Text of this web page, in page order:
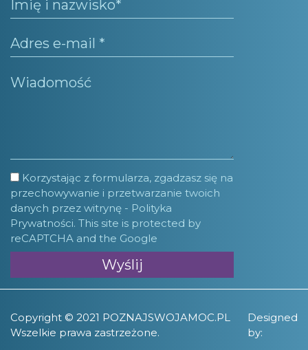
Korzystając z formularza, zgadzasz się na
przechowywanie i przetwarzanie twoich
danych przez witrynę - Polityka
Prywatności. This site is protected by
reCAPTCHA and the Google
Copyright © 2021 POZNAJSWOJAMOC.PL
Wszelkie prawa zastrzeżone.
Designed
by: